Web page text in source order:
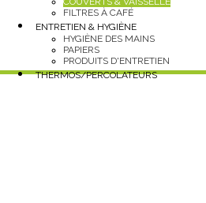
FILTRES À CAFÉ
ENTRETIEN & HYGIÈNE
HYGIÈNE DES MAINS
PAPIERS
PRODUITS D'ENTRETIEN
THERMOS/PERCOLATEURS